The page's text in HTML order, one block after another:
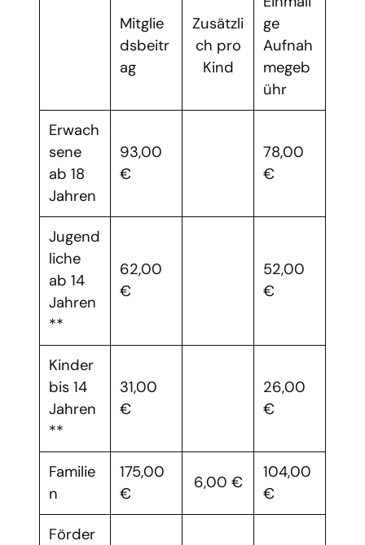
Mitglie
dsbeitr
ag
Zusätzli
ch pro
Kind
ge
Aufnah
megeb
ühr
Erwach
sene
ab 18
Jahren
93,00
€
78,00
€
Jugend
liche
ab 14
Jahren
**
62,00
€
52,00
€
Kinder
bis 14
Jahren
**
31,00
€
26,00
€
Familie
n
175,00
€
6,00 €
104,00
€
Förder